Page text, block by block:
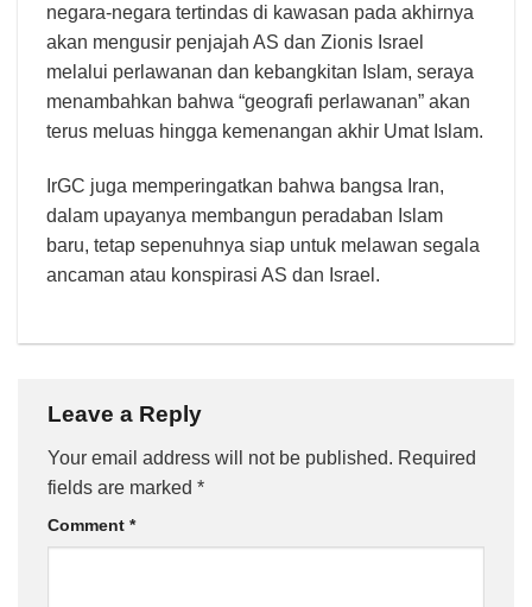
negara-negara tertindas di kawasan pada akhirnya
akan mengusir penjajah AS dan Zionis Israel
melalui perlawanan dan kebangkitan Islam, seraya
menambahkan bahwa “geografi perlawanan” akan
terus meluas hingga kemenangan akhir Umat Islam.
IrGC juga memperingatkan bahwa bangsa Iran,
dalam upayanya membangun peradaban Islam
baru, tetap sepenuhnya siap untuk melawan segala
ancaman atau konspirasi AS dan Israel.
Leave a Reply
Your email address will not be published. Required
fields are marked *
Comment *